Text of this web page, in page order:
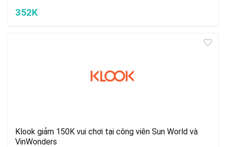
352K
Klook giảm 150K vui chơi tại công viên Sun World và
VinWonders